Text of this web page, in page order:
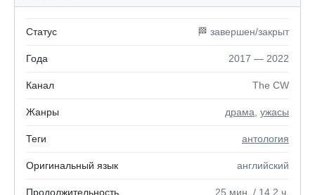
Статус 🏁 завершен/закрыт
Года 2017 — 2022
Канал The CW
Жанры драма ужасы
Теги антология
Оригинальный язык английский
Продолжительность 25 мин. / 14,2 ч.